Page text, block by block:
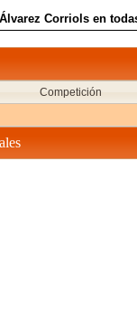
Corriols en
Competición